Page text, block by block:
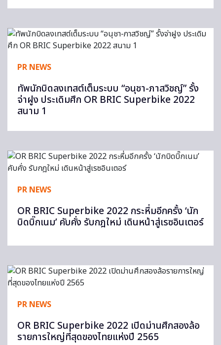
PR NEWS
ทัพนักบิดลงเทสต์เต็มระบบ “อนุชา-ภาสวิชญ์” รั้ง
จ่าฝูง ประเดิมศึก OR BRIC Superbike 2022
สนาม 1
PR NEWS
OR BRIC Superbike 2022 กระหึ่มอีกครั้ง ‘นัก
บิดบิ๊กเนม’ คับคั่ง รับกฎใหม่ เดินหน้าสู่เรซอินเตอร์
PR NEWS
OR BRIC Superbike 2022 เปิดม่านศึกสองล้อ
รายการใหญ่ที่สุดของไทยแห่งปี 2565